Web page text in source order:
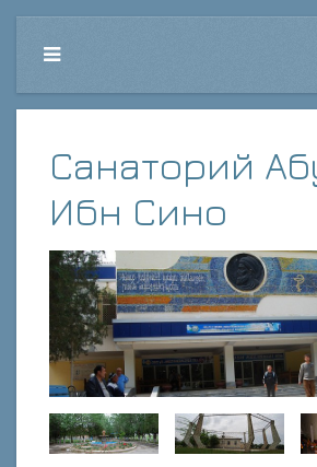
Санаторий
Ибн Сино